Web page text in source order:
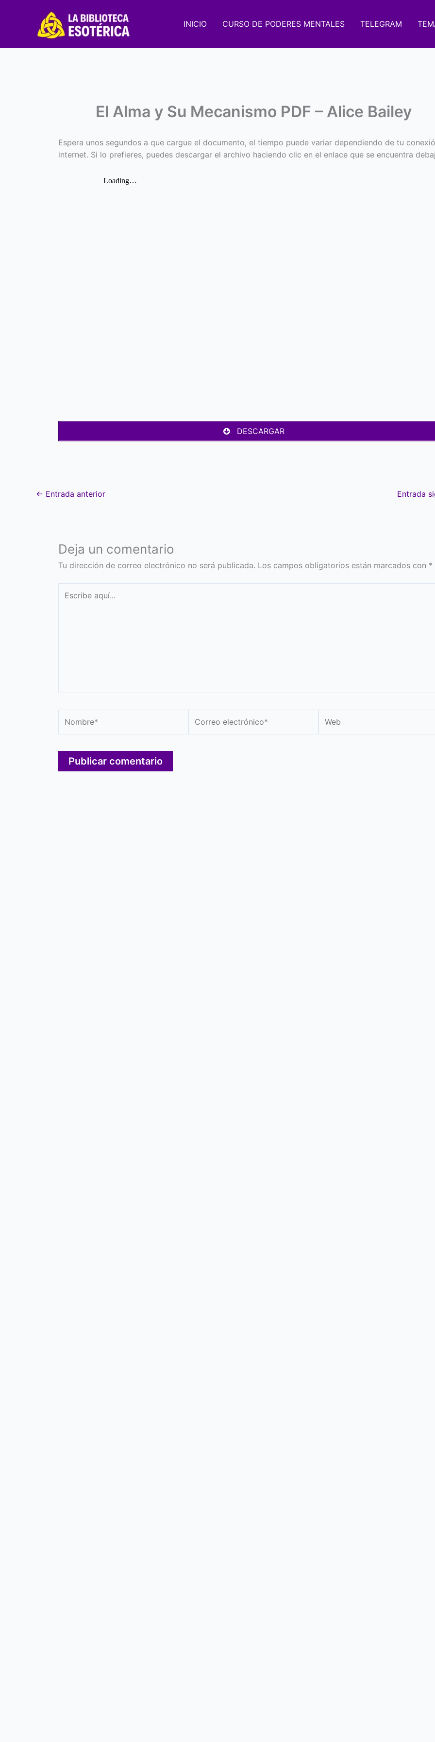
INICIO CURSO DE PODERES MENTALES TELEGRAM
El Alma y Su Mecanismo PDF – Alice Bailey
Espera unos segundos a que cargue el documento, el tiempo puede variar dependiendo de tu
internet. Si lo prefieres, puedes descargar el archivo haciendo clic en el enlace que se encuentra
DESCARGAR
← Entrada anterior Entrada
Deja un comentario
Tu dirección de correo electrónico no será publicada. Los campos obligatorios están marcados con *
aquí...
electrónico*